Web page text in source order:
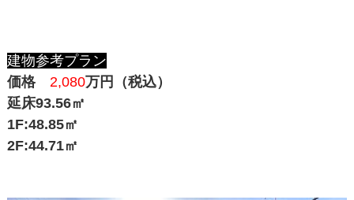
建物参考プラン
価格 2,080万円（税込）
延床93.56㎡
1F:48.85㎡
2F:44.71㎡